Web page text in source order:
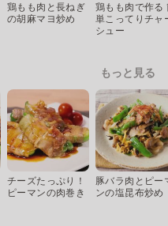
鶏もも肉と長ねぎ
の胡麻マヨ炒め
鶏もも肉で作る
単こってりチャ
シュー
もっと見る
チーズたっぷり！
ピーマンの肉巻き
豚バラ肉とピー
ンの塩昆布炒め